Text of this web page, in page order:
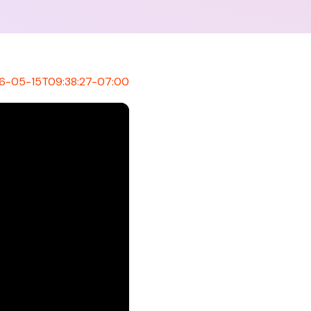
05-15T09:38:27-07:00